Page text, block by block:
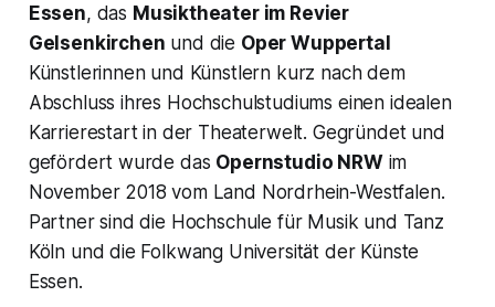
Essen, das Musiktheater im Revier
Gelsenkirchen und die Oper Wuppertal
Künstlerinnen und Künstlern kurz nach dem
Abschluss ihres Hochschulstudiums einen idealen
Karrierestart in der Theaterwelt. Gegründet und
gefördert wurde das Opernstudio NRWim
November 2018 vom Land Nordrhein-Westfalen.
Partner sind die Hochschule für Musik und Tanz
Köln und die Folkwang Universität der Künste
Essen.